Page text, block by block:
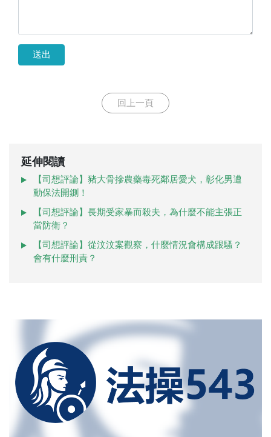
送出
回上一頁
延伸閱讀
【司想評論】豬大骨摻農藥毒死鄰居愛犬，彰化男遭
動保法開鍘！
【司想評論】長期受家暴而殺夫，為什麼不能主張正
當防衛？
【司想評論】從汶汶案觀察，什麼情況會構成跟騷？
會有什麼刑責？